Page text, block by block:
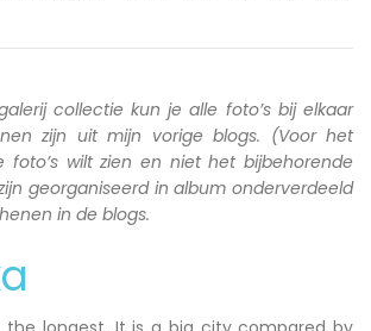
collectie kun je alle foto’s bij elkaar
zijn uit mijn vorige blogs. (Voor het
foto’s wilt zien en niet het bijbehorende
georganiseerd in album onderverdeeld
in de blogs.